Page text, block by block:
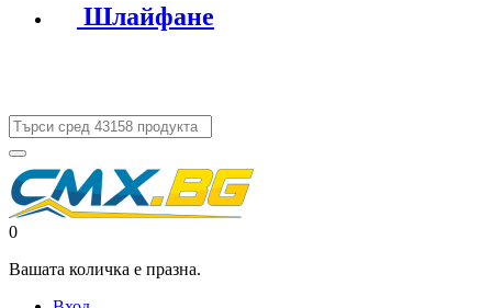
Шлайфане
0
Вашата количка е празна.